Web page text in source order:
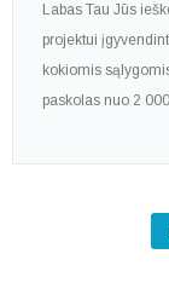
Labas Tau Jūs
projektui
kokiomis
paskolas nuo 2